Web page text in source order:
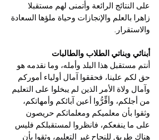
على النتائج الرائعة وأتمنى لهم مستقبلا
زاهرا بالعلم والإنجازات وحياة ملؤها السعادة
والاستقرار.
أبنائي وبناتي الطلاب والطالبات
أنتم مستقبل هذا البلد وأمله، وما نقدمه هو
حق لكم علينا، فحققوا آمال أولياء أموركم
وآمال ولاة الأمر الذين لم يبخلوا على التعليم
من أجلكم، وأقِّرُّوا أعين آبائكم وأمهاتكم،
وثقوا بأن معلميكم ومعلماتكم حريصون
على ما ينفعكم، فانظروا لمستقبلكم فليس
هناك طريق للنجاح غير التعليم، وثقوا بأن